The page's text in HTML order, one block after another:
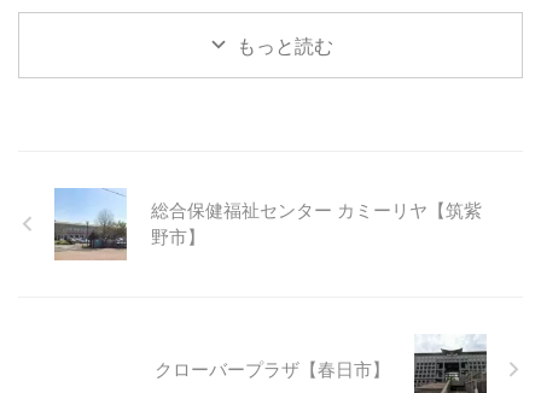
もっと読む
総合保健福祉センター カミーリヤ【筑紫
野市】
クローバープラザ【春日市】